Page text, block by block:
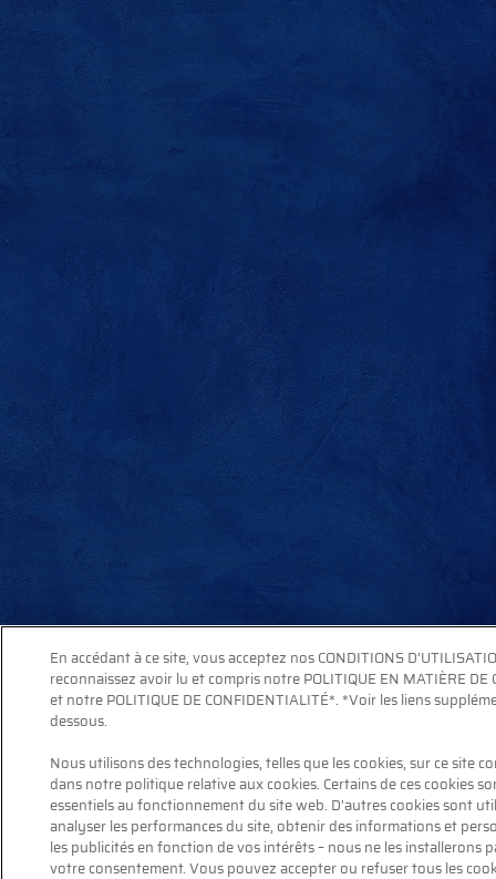
En accédant à ce site, vous acceptez nos CONDITIONS
reconnaissez avoir lu et compris notre POLITIQUE EN MATIÈRE DE
et notre POLITIQUE DE CONFIDENTIALITÉ*. *Voir les liens
dessous.
Nous utilisons des technologies, telles que les cookies, sur ce site
dans notre politique relative aux cookies. Certains de ces cookies
essentiels au fonctionnement du site web. D’autres cookies sont
analyser les performances du site, obtenir des informations et
les publicités en fonction de vos intérêts – nous ne les installerons
votre consentement. Vous pouvez accepter ou refuser tous les